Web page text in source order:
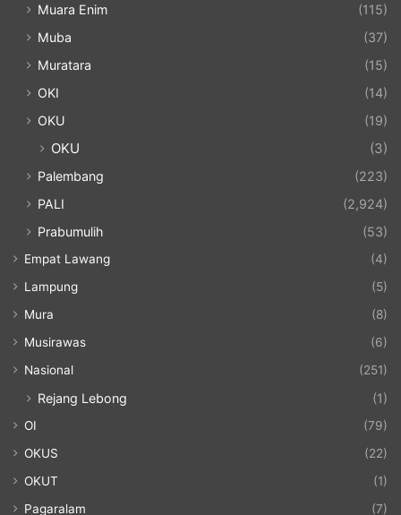
Muara Enim
(115)
Muba
(37)
Muratara
(15)
OKI
(14)
OKU
(19)
OKU (3)
Palembang
(223)
PALI
(2,924)
Prabumulih
(53)
Empat Lawang
(4)
Lampung
(5)
Mura
(8)
Musirawas
(6)
Nasional
(251)
Rejang Lebong (1)
OI
(79)
OKUS
(22)
OKUT
(1)
Pagaralam
(7)